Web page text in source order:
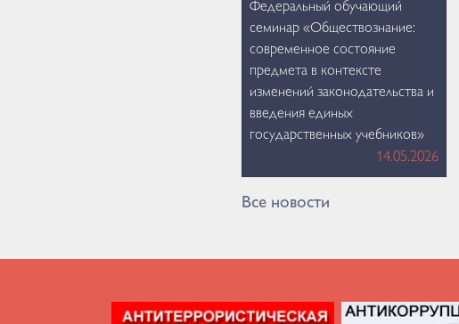
Федеральный обучающий
семинар «Обществознание:
современное состояние
предмета в контексте
изменений законодательства и
введения единых
государственных учебников»
14.05.2026
Все новости